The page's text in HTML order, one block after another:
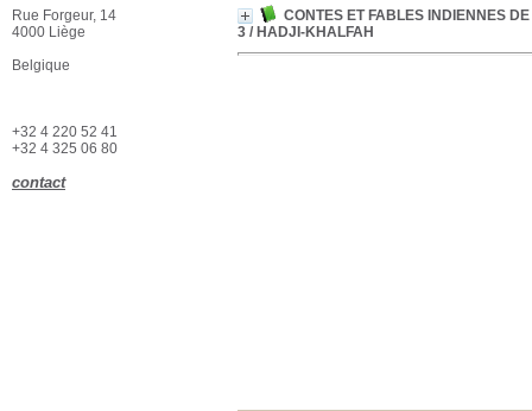
CONTES ET FABLES INDIENNES
3 / HADJI-KHALFAH
Rue Forgeur, 14
4000 Liège
Belgique
+32 4 220 52 41
+32 4 325 06 80
contact